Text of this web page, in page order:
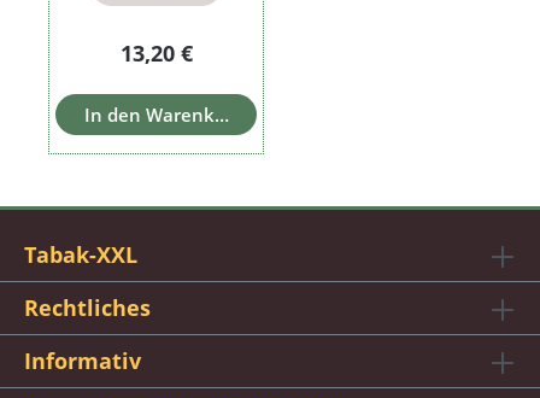
Regulärer Preis:
13,20 €
In den Warenkorb
Tabak-XXL
Rechtliches
Informativ